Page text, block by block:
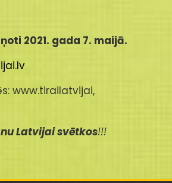
2021. gada 7. maijā.
www.tirailatvijai,
Latvijai svētkos!!!